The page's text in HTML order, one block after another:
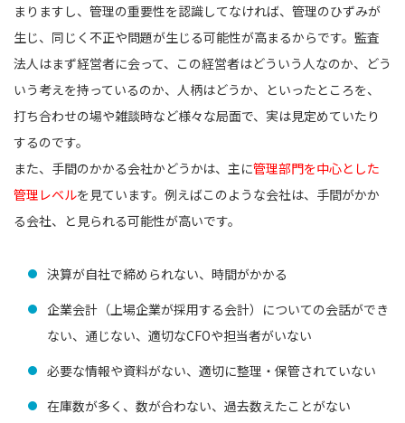
まりますし、管理の重要性を認識してなければ、管理のひずみが
生じ、同じく不正や問題が生じる可能性が高まるからです。監査
法人はまず経営者に会って、この経営者はどういう人なのか、どう
いう考えを持っているのか、人柄はどうか、といったところを、
打ち合わせの場や雑談時など様々な局面で、実は見定めていたり
するのです。
また、手間のかかる会社かどうかは、主に管理部門を中心とした
管理レベルを見ています。例えばこのような会社は、手間がかか
る会社、と見られる可能性が高いです。
決算が自社で締められない、時間がかかる
企業会計（上場企業が採用する会計）についての会話ができ
ない、通じない、適切なCFOや担当者がいない
必要な情報や資料がない、適切に整理・保管されていない
在庫数が多く、数が合わない、過去数えたことがない